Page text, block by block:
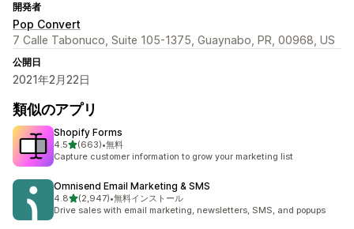
開発者
Pop Convert
7 Calle Tabonuco, Suite 105-1375, Guaynabo, PR, 00968, US
公開日
2021年2月22日
類似のアプリ
Shopify Forms
4.55つ星中
(663)
合計レビュー数：663件
•無料
Capture customer information to grow your marketing list
Omnisend Email Marketing & SMS
4.85つ星中
(2,947)
合計レビュー数：2947件
•無料インストール
Drive sales with email marketing, newsletters, SMS, and popups